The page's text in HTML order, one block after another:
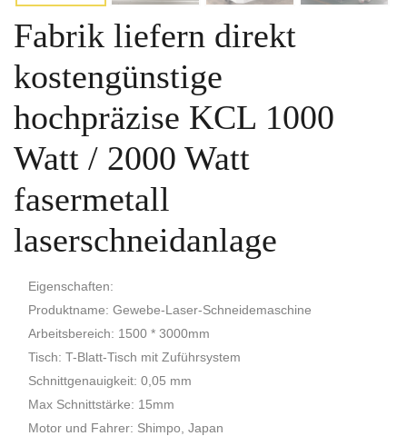
Fabrik liefern direkt
kostengünstige
hochpräzise KCL 1000
Watt / 2000 Watt
fasermetall
laserschneidanlage
Eigenschaften:
Produktname: Gewebe-Laser-Schneidemaschine
Arbeitsbereich: 1500 * 3000mm
Tisch: T-Blatt-Tisch mit Zuführsystem
Schnittgenauigkeit: 0,05 mm
Max Schnittstärke: 15mm
Motor und Fahrer: Shimpo, Japan